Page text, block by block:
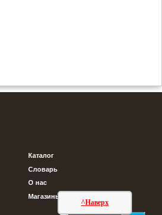
^Наверх
Каталог
Словарь
О нас
Магазины